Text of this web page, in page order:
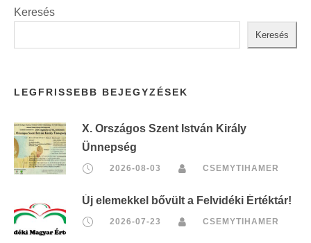
Keresés
Keresés
LEGFRISSEBB BEJEGYZÉSEK
X. Országos Szent István Király
Ünnepség
2026-08-03 CSEMYTIHAMER
Új elemekkel bővült a Felvidéki Értéktár!
2026-07-23 CSEMYTIHAMER